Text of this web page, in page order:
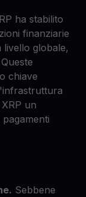
ha stabilito
finanziarie
livello globale,
chiave
un
Sebbene